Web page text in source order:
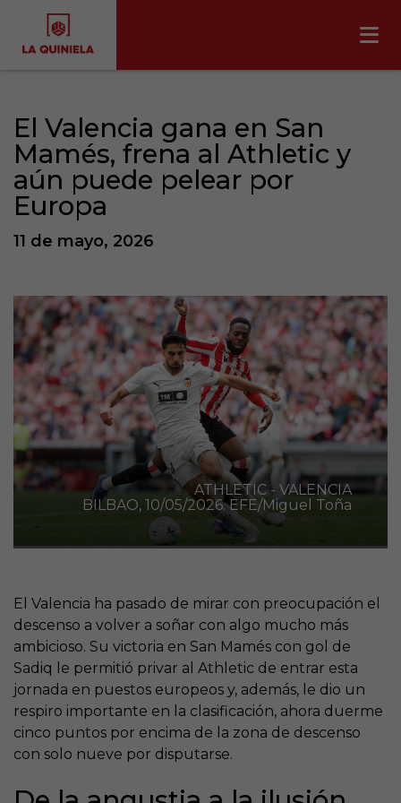
El Valencia gana en San
Mamés, frena al Athletic y
aún puede pelear por
Europa
11 de mayo, 2026
ATHLETIC - VALENCIA
BILBAO, 10/05/2026. EFE/Miguel Toña
El Valencia ha pasado de mirar con preocupación el
descenso a volver a soñar con algo mucho más
ambicioso. Su victoria en San Mamés con gol de
Sadiq le permitió privar al Athletic de entrar esta
jornada en puestos europeos y, además, le dio un
respiro importante en la clasificación, ahora duerme
cinco puntos por encima de la zona de descenso
con solo nueve por disputarse.